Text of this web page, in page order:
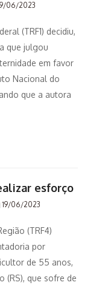
06/2023
(TRF1) decidiu,
que julgou
em favor
Nacional do
que a autora
esforço
19/06/2023
(TRF4)
por
de 55 anos,
(RS), que sofre de